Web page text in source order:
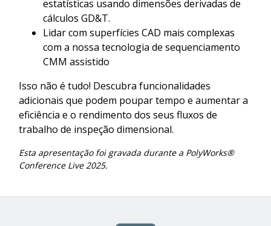
estatísticas usando dimensões derivadas de
cálculos GD&T.
Lidar com superfícies CAD mais complexas
com a nossa tecnologia de sequenciamento
CMM assistido
Isso não é tudo! Descubra funcionalidades
adicionais que podem poupar tempo e aumentar a
eficiência e o rendimento dos seus fluxos de
trabalho de inspeção dimensional.
Esta apresentação foi gravada durante a PolyWorks®
Conference Live 2025.